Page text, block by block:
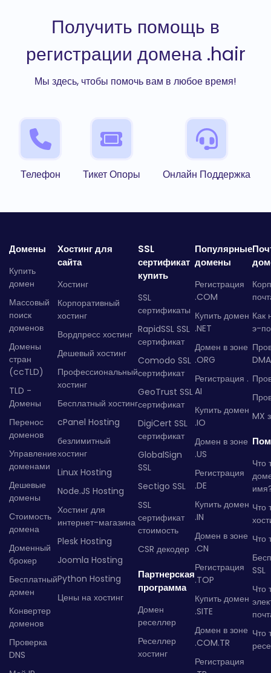
Получить помощь в
регистрации домена .hair
Мы здесь, чтобы помочь вам в любое время!
Телефон Тикет Опоры Онлайн Поддержка
Домены
Купить
домен
Массовый
поиск
доменов
Домены
стран
(ccTLD)
TLD -
Домены
Перенос
доменов
Управление
доменами
Дешевые
домены
Стоимость
домена
Доменный
брокер
Бесплатный
домен
Конвертер
доменов
Проверка
DNS
Хостинг для
сайта
Хостинг
Корпоративный
хостинг
Вордпресс хостинг
Дешевый хостинг
Профессиональный
хостинг
Бесплатный хостинг
cPanel Hosting
безлимитный
хостинг
Linux Hosting
Node.JS Hosting
Хостинг для
интернет-магазина
Plesk Hosting
Joomla Hosting
Python Hosting
Цены на хостинг
SSL
сертификат
купить
SSL
сертификаты
RapidSSL SSL
сертификат
Comodo SSL
сертификат
GeoTrust SSL
сертификат
DigiCert SSL
сертификат
GlobalSign
SSL
Sectigo SSL
SSL
сертификат
стоимость
CSR декодер
Партнерская
программа
Домен
реселлер
Реселлер
хостинг
Популярные
домены
Регистрация
.COM
Купить домен
.NET
Домен в зоне
.ORG
Регистрация .
AI
Купить домен
.IO
Домен в зоне
.US
Регистрация
.DE
Купить домен
.IN
Домен в зоне
.CN
Регистрация
.TOP
Купить домен
.SITE
Домен в зоне
.COM.TR
Регистрация
Как
э-
MX
Что
Что
Что
SSL
Что
Что